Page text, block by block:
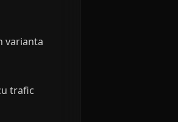
varianta
trafic